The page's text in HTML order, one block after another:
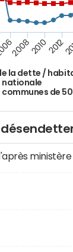
la dette /
nationale
communes de
200820102012